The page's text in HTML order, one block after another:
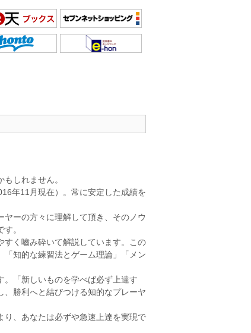
しれません。
年11月現在）。常に安定した成績を
ーの方々に理解して頂き、そのノウ
。
すく嚙み砕いて解説しています。この
知的な練習法とゲーム理論」「メン
「新しいものを学べば必ず上達す
勝利へと結びつける知的なプレーヤ
り、あなたは必ずや急速上達を実現で